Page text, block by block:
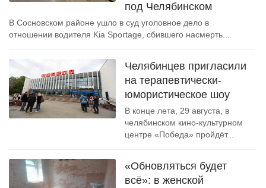
под Челябинском
В Сосновском районе ушло в суд уголовное дело в
отношении водителя Kia Sportage, сбившего насмерть...
Челябинцев пригласили
на терапевтически-
юмористическое шоу
В конце лета, 29 августа, в
челябинском кино-культурном
центре «Победа» пройдёт...
«Обновляться будет
всё»: в женской